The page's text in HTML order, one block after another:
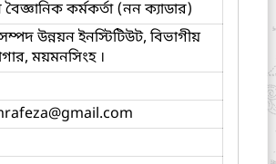
কর্মকর্তা (নন ক্যাডার)
উন্নয়ন ইনস্টিটিউট, বিভাগীয়
ময়মনসিংহ ।
@gmail.com